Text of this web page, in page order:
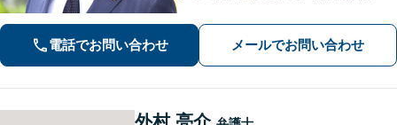
ださい。【不動産・住まい】立ち退き
依頼には解除事由を見極め、依頼者の
有利な条件での合意へ【休日相談可】
電話でお問い合わせ メールでお問い合わせ
外村 亮介